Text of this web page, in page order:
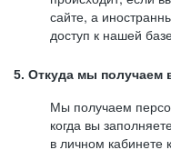
сайте, а
доступ к нашей
5. Откуда мы получаем
Мы получаем
когда вы
в личном кабинете